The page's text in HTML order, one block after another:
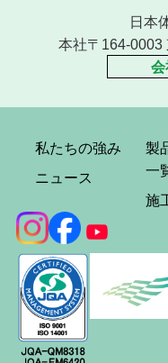
日本
本社〒164-0003
会
私たちの強み
ニュース
製
一
施